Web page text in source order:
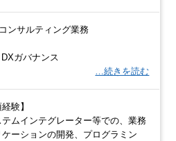
ンサルティング業務
DXガバナンス
…続きを読む
経験】
テムインテグレーター等での、業務
ケーションの開発、プログラミン